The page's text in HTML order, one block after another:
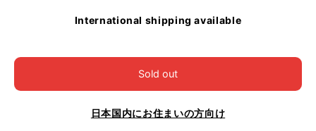
International shipping available
Sold out
日本国内にお住まいの方向け